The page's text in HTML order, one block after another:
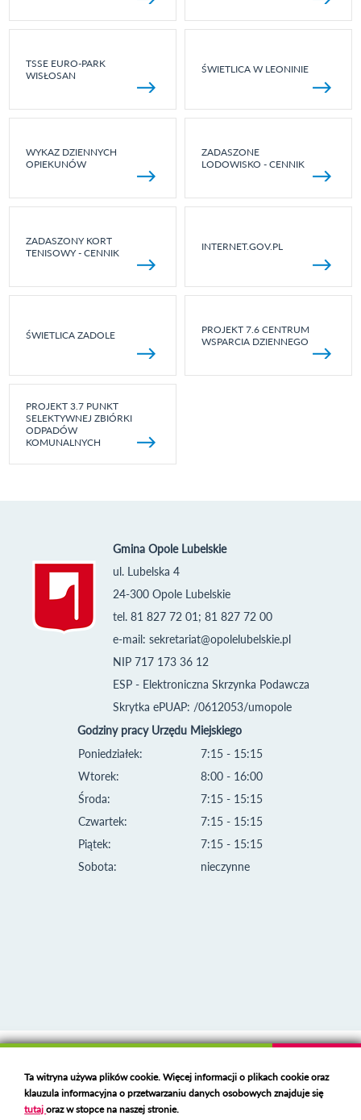
TSSE EURO-PARK
WISŁOSAN
ŚWIETLICA W LEONINIE
WYKAZ DZIENNYCH
OPIEKUNÓW
ZADASZONE
LODOWISKO - CENNIK
ZADASZONY KORT
TENISOWY - CENNIK
INTERNET.GOV.PL
ŚWIETLICA ZADOLE
PROJEKT 7.6 CENTRUM
WSPARCIA DZIENNEGO
PROJEKT 3.7 PUNKT
SELEKTYWNEJ ZBIÓRKI
ODPADÓW
KOMUNALNYCH
Gmina Opole Lubelskie
ul. Lubelska 4
24-300 Opole Lubelskie
tel. 81 827 72 01; 81 827 72 00
e-mail: sekretariat@opolelubelskie.pl
NIP 717 173 36 12
ESP - Elektroniczna Skrzynka Podawcza
Skrytka ePUAP: /0612053/umopole
Godziny pracy Urzędu Miejskiego
Poniedziałek:
Wtorek:
Środa:
Czwartek:
Piątek:
Sobota:
7:15 - 15:15
8:00 - 16:00
7:15 - 15:15
7:15 - 15:15
7:15 - 15:15
nieczynne
Deklaracja dostępności
Polski serwer RBLhttps://polspam.pl/
Ta witryna używa plików cookie. Więcej informacji o plikach cookie oraz
klauzula informacyjna o przetwarzaniu danych osobowych znajduje się
tutajoraz w stopce na naszej stronie.